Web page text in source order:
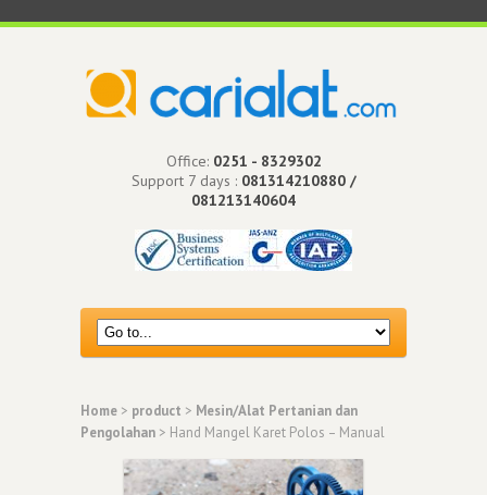
Office: 0251 - 8329302
Support 7 days : 081314210880 /
081213140604
Home > product > Mesin/Alat Pertanian dan
Pengolahan > Hand Mangel Karet Polos – Manual